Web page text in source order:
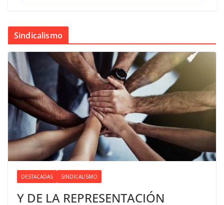
Sindicalismo
DESTACADAS SINDICALISMO
Y DE LA REPRESENTACIÓN